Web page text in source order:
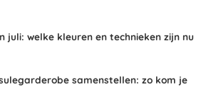
juli: welke kleuren en technieken zijn nu
samenstellen: zo kom je